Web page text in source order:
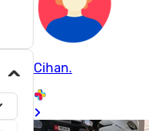
Cihan.